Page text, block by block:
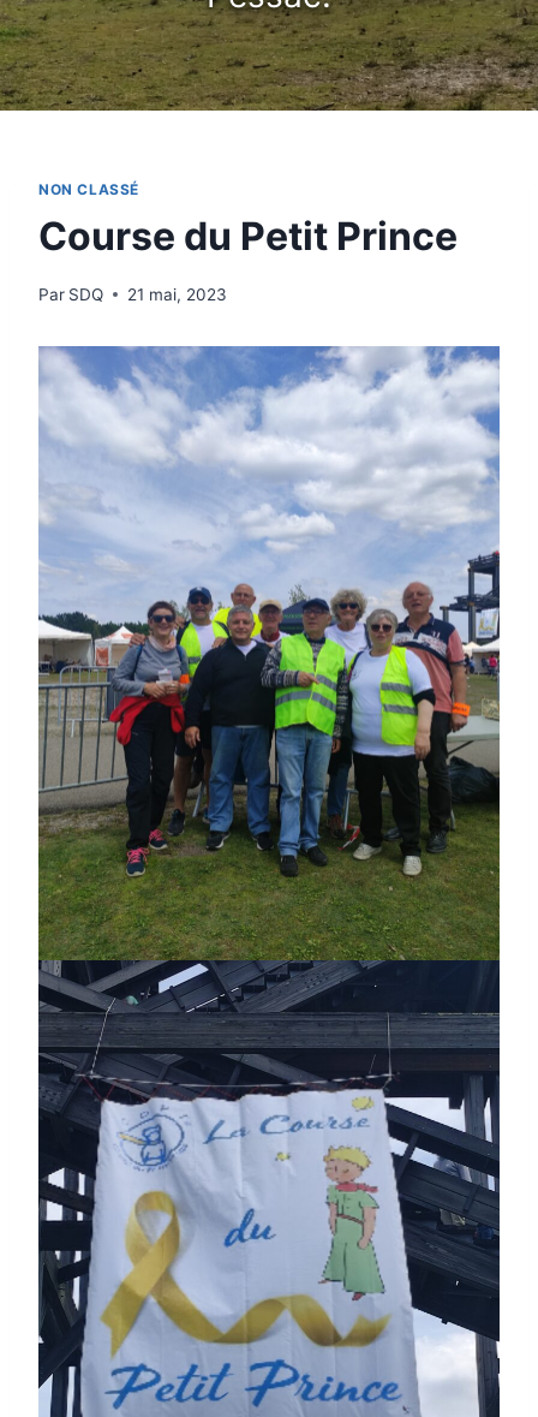
NON CLASSÉ
Course du Petit Prince
Par SDQ 21 mai, 2023